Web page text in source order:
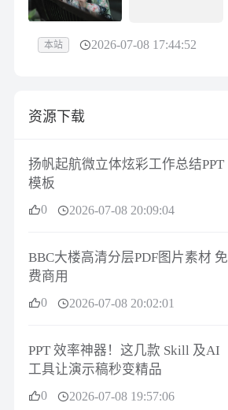
本站 2026-07-08 17:44:52
资源下载
扬帆起航微立体炫彩工作总结PPT
模板
0 2026-07-08 20:09:04
BBC大楼高清分层PDF图片素材 免
费商用
0 2026-07-08 20:02:01
PPT 效率神器！这几款 Skill 及AI
工具让演示稿秒变精品
0 2026-07-08 19:57:06